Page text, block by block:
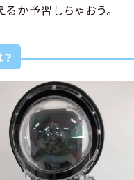
るか予習しちゃおう。